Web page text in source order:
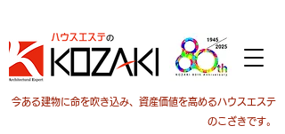
今ある建物に命を吹き込み、資産価値を高めるハウスエステ
のこざきです。